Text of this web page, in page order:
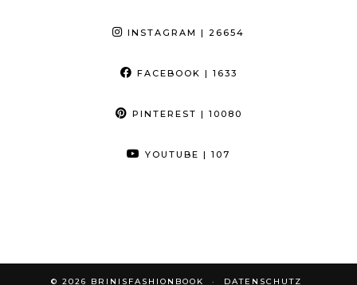
INSTAGRAM | 26654
FACEBOOK | 1633
PINTEREST | 10080
YOUTUBE | 107
© 2026 BRINISFASHIONBOOK DATENSCHUTZ